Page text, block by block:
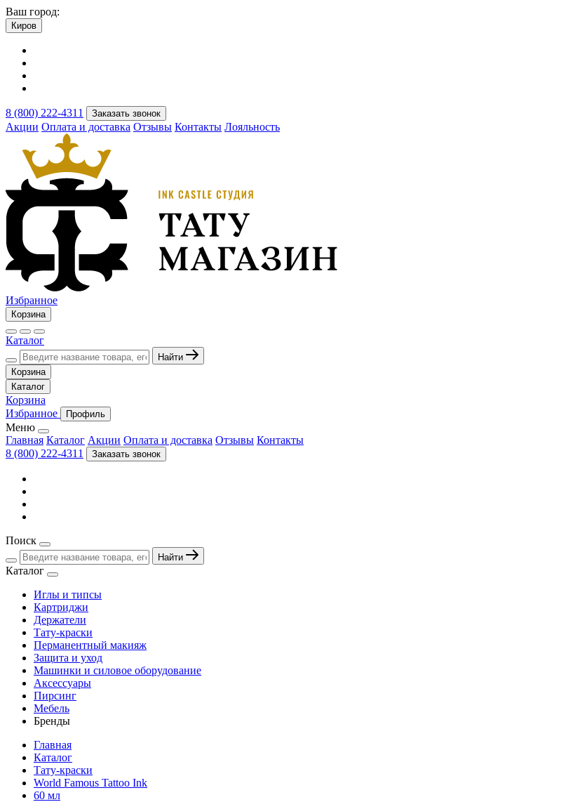
Ваш город:
Киров
8 (800) 222-4311 Заказать звонок
Акции Оплата и доставка Отзывы Контакты Лояльность
Избранное
Корзина
Каталог
Найти
Корзина
Каталог
Корзина
Избранное
Профиль
Меню
Главная Каталог Акции Оплата и доставка Отзывы Контакты
8 (800) 222-4311
Заказать звонок
Поиск
Найти
Каталог
Иглы и типсы
Картриджи
Держатели
Тату-краски
Перманентный макияж
Защита и уход
Машинки и силовое оборудование
Аксессуары
Пирсинг
Мебель
Бренды
Главная
Каталог
Тату-краски
World Famous Tattoo Ink
60 мл